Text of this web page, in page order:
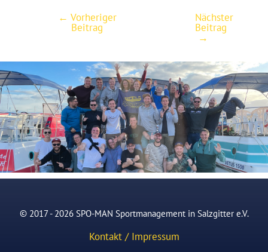
navigation
← Vorheriger
Beitrag
Nächster
Beitrag
→
© 2017 - 2026 SPO-MAN Sportmanagement in Salzgitter e.V.
Kontakt / Impressum